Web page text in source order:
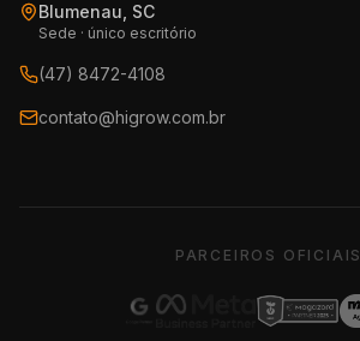
Blumenau, SC
Sede · único escritório
(47) 8472-4108
contato@higrow.com.br
PARCEIROS OFICIAIS